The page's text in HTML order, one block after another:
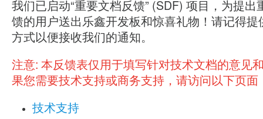
我们已启动“重要文档反馈” (SDF) 项目，为提出
馈的用户送出乐鑫开发板和惊喜礼物！请记得提
方式以便接收我们的通知。
注意: 本反馈表仅用于填写针对技术文档的意见
果您需要技术支持或商务支持，请访问以下页面
技术支持